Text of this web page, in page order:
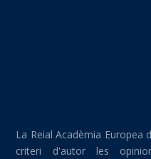
La Reial Acadèmia
criteri d'autor les